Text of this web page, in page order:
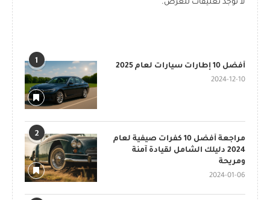
لا توجد تعليقات للعرض.
1
أفضل 10 إطارات سيارات لعام 2025
2024-12-10
2
مراجعة أفضل 10 كفرات صيفية لعام
2024 دليلك الشامل لقيادة آمنة
ومريحة
2024-01-06